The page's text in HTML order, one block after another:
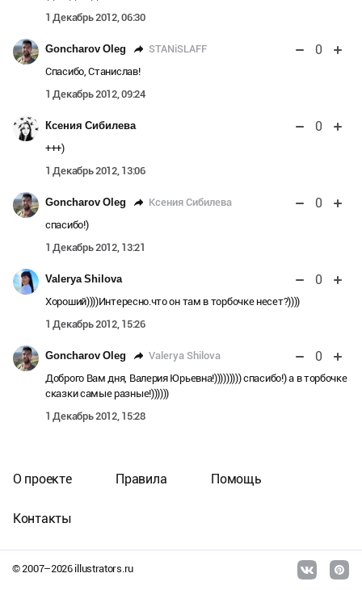
1 Декабрь 2012, 06:30
Goncharov Oleg STANiSLAFF 0
Спасибо, Станислав!
1 Декабрь 2012, 09:24
Ксения Сибилева 0
+++)
1 Декабрь 2012, 13:06
Goncharov Oleg Ксения Сибилева 0
спасибо!)
1 Декабрь 2012, 13:21
Valerya Shilova 0
Хороший))))Интересно.что он там в торбочке несет?))))
1 Декабрь 2012, 15:26
Goncharov Oleg Valerya Shilova 0
Доброго Вам дня, Валерия Юрьевна!))))))))) спасибо!) а в торбочке
сказки самые разные!))))))
1 Декабрь 2012, 15:28
© 2007–2026illustrators.ru
О проекте Правила Помощь
Контакты